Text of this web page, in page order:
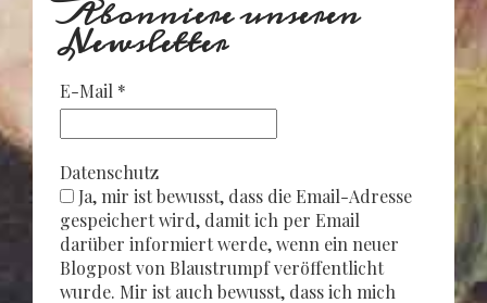
Abonniere unseren
Newsletter
E-Mail *
Datenschutz
Ja, mir ist bewusst, dass die Email-Adresse
gespeichert wird, damit ich per Email
darüber informiert werde, wenn ein neuer
Blogpost von Blaustrumpf veröffentlicht
wurde. Mir ist auch bewusst, dass ich mich